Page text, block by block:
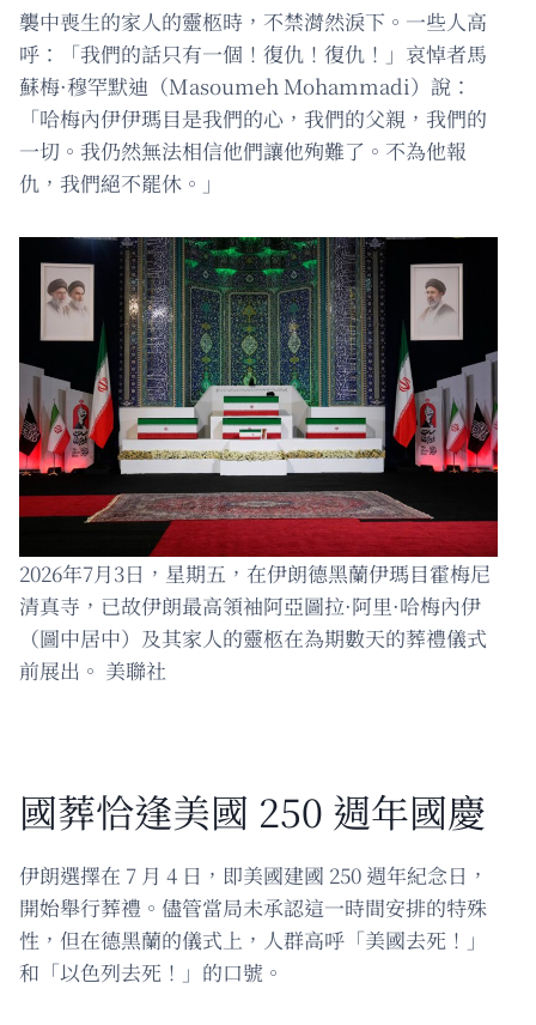
襲中喪生的家人的靈柩時，不禁潸然淚下。一些人高
呼：「我們的話只有一個！復仇！復仇！」哀悼者馬
蘇梅·穆罕默迪（Masoumeh Mohammadi）說：
「哈梅內伊伊瑪目是我們的心，我們的父親，我們的
一切。我仍然無法相信他們讓他殉難了。不為他報
仇，我們絕不罷休。」
2026年7月3日，星期五，在伊朗德黑蘭伊瑪目霍梅尼
清真寺，已故伊朗最高領袖阿亞圖拉·阿里·哈梅內伊
（圖中居中）及其家人的靈柩在為期數天的葬禮儀式
前展出。 美聯社
國葬恰逢美國 250 週年國慶
伊朗選擇在 7 月 4 日，即美國建國 250 週年紀念日，
開始舉行葬禮。儘管當局未承認這一時間安排的特殊
性，但在德黑蘭的儀式上，人群高呼「美國去死！」
和「以色列去死！」的口號。